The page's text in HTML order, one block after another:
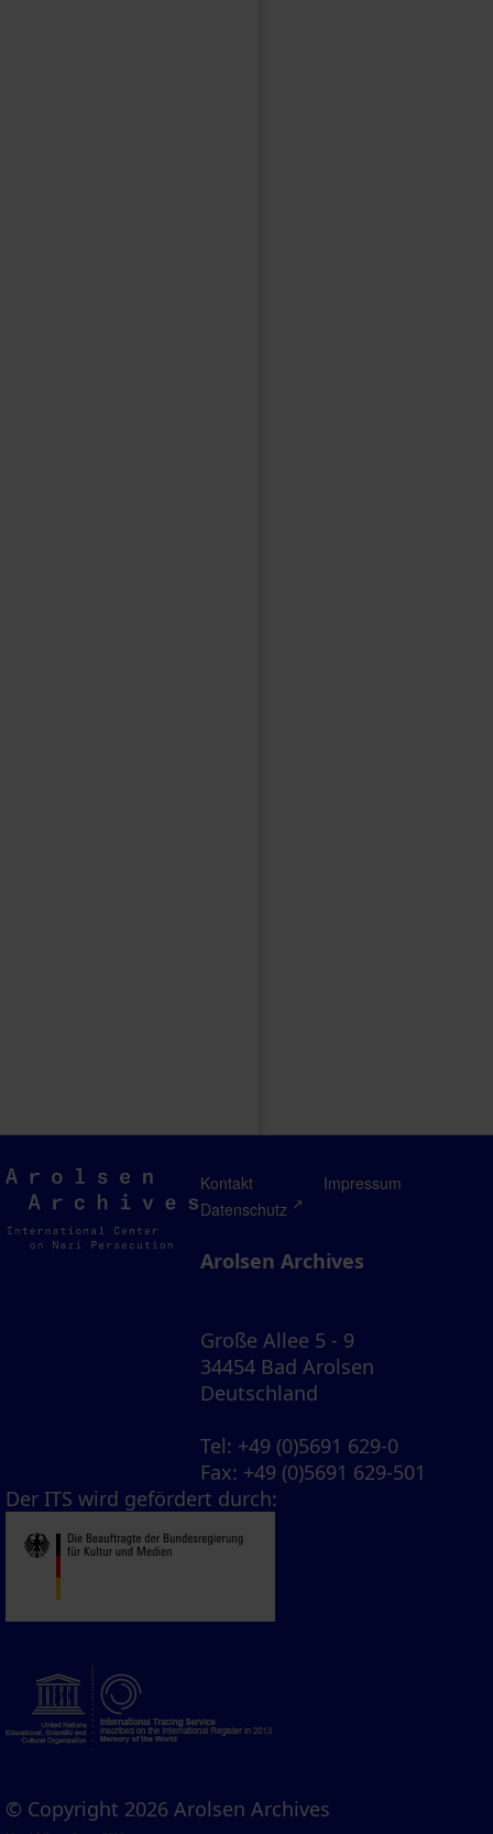
Arolsen
Archives
Kontakt
Impressum
Datenschutz
Arolsen Archives
Große Allee 5 - 9
34454 Bad Arolsen
Deutschland
Tel: +49 (0)5691 629-0
Fax: +49 (0)5691 629-501
Der ITS wird gefördert durch:
© Copyright 2026 Arolsen Archives